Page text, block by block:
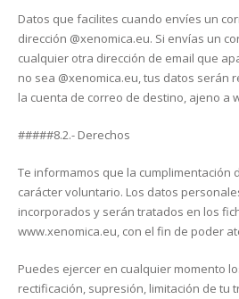
Datos que facilites cuando envíes un
dirección @xenomica.eu. Si envías un
cualquier otra dirección de email que
no sea @xenomica.eu, tus datos serán
la cuenta de correo de destino, ajeno a
#####8.2.- Derechos
Te informamos que la cumplimentación
carácter voluntario. Los datos
incorporados y serán tratados en los
www.xenomica.eu, con el fin de poder
Puedes ejercer en cualquier momento
rectificación, supresión, limitación de tu